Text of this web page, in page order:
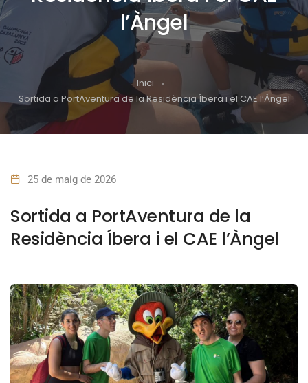
l’Àngel
Inici
Sortida a PortAventura de la Residència Íbera i el CAE l’Àngel
25 de maig de 2026
Sortida a PortAventura de la
Residència Íbera i el CAE l’Àngel